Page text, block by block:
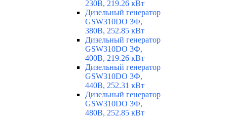
230В, 219.26 кВт
Дизельный генератор
GSW310DO 3Ф,
380В, 252.85 кВт
Дизельный генератор
GSW310DO 3Ф,
400В, 219.26 кВт
Дизельный генератор
GSW310DO 3Ф,
440В, 252.31 кВт
Дизельный генератор
GSW310DO 3Ф,
480В, 252.85 кВт